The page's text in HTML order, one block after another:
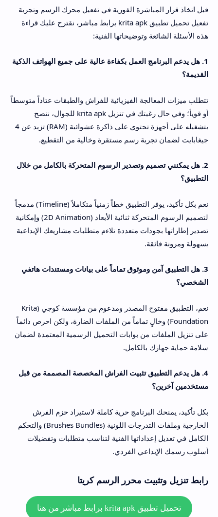
قبل اتخاذ قرار المباشرة الفورية في تفعيل محرك الرسم وتجربة
تفعيل تحميل تطبيق krita apk برابط مباشر، نقترح عليك قراءة
هذه الأسئلة الشائعة وتوضيحاتها الفنية:
1. هل يدعم البرنامج العمل بكفاءة عالية على جميع الهواتف الذكية
القديمة؟
تتطلب ميزات المعالجة الفيزيائية للفراش والطبقات عتاداً متوسطاً
أو قوياً؛ وفي حال رغبتك في تنزيل krita apk للجوال، ننصح
بتشغيله على أجهزة تحتوي على ذاكرة عشوائية (RAM) تزيد عن 4
جيغابايت لضمان تجربة رسم مستقرة وخالية من التقطيع.
2. هل يمكنني تصميم وتصدير الرسوم المتحركة بالكامل من خلال
التطبيق؟
نعم بكل تأكيد، يوفر التطبيق خطاً زمنياً متكاملاً (Timeline) مدمجاً
لتصميم الرسوم المتحركة ثنائية الأبعاد (2D Animation) وإمكانية
تصدير إطاراتها بجودات متعددة تلاءم متطلبات مشاريعك الإبداعية
بسهولة ومرونة فائقة.
3. هل التطبيق آمن وموثوق تماماً على بيانات ومستندات هاتفي
الشخصي؟
نعم، التطبيق مفتوح المصدر ومدعوم من مؤسسة كوجي (Krita
Foundation) وخالٍ تماماً من الملفات الضارة، ولكن احرص دائماً
على تنزيل الملفات من بوابات التحميل الرسمية المعتمدة لضمان
سلامة حماية جهازك بالكامل.
4. هل يدعم التطبيق تثبيت الفراش المخصصة المصممة من قبل
مستخدمين آخرين؟
بكل تأكيد، يمنحك البرنامج حرية كاملة لاستيراد حزم الفرش
الخارجية وملفات التدرجات اللونية (Brushes Bundles) والتحكم
الكامل في تعديل إعداداتها الفنية لتناسب متطلبات وتفضيلات
أسلوب رسمك الإبداعي الفردي.
رابط تنزيل وتثبيت محرر الرسم كريتا
تحميل تطبيق krita apk برابط مباشر من هنا